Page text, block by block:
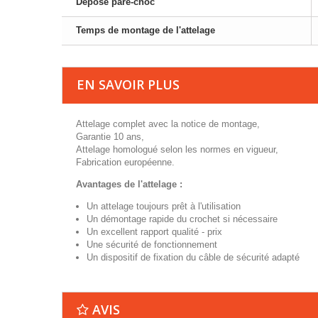
Temps de montage de l'attelage
EN SAVOIR PLUS
Attelage complet avec la notice de montage,
Garantie 10 ans,
Attelage homologué selon les normes en vigueur,
Fabrication européenne.
Avantages de l'attelage :
Un attelage toujours prêt à l'utilisation
Un démontage rapide du crochet si nécessaire
Un excellent rapport qualité - prix
Une sécurité de fonctionnement
Un dispositif de fixation du câble de sécurité adapté
AVIS